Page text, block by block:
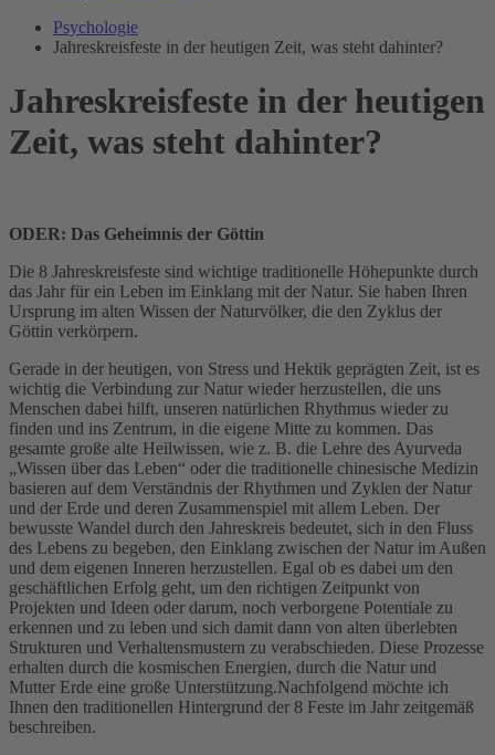
Psychologie
Jahreskreisfeste in der heutigen Zeit, was steht dahinter?
Jahreskreisfeste in der heutigen
Zeit, was steht dahinter?
ODER: Das Geheimnis der Göttin
Die 8 Jahreskreisfeste sind wichtige traditionelle Höhepunkte durch
das Jahr für ein Leben im Einklang mit der Natur. Sie haben Ihren
Ursprung im alten Wissen der Naturvölker, die den Zyklus der
Göttin verkörpern.
Gerade in der heutigen, von Stress und Hektik geprägten Zeit, ist es
wichtig die Verbindung zur Natur wieder herzustellen, die uns
Menschen dabei hilft, unseren natürlichen Rhythmus wieder zu
finden und ins Zentrum, in die eigene Mitte zu kommen. Das
gesamte große alte Heilwissen, wie z. B. die Lehre des Ayurveda
„Wissen über das Leben“ oder die traditionelle chinesische Medizin
basieren auf dem Verständnis der Rhythmen und Zyklen der Natur
und der Erde und deren Zusammenspiel mit allem Leben. Der
bewusste Wandel durch den Jahreskreis bedeutet, sich in den Fluss
des Lebens zu begeben, den Einklang zwischen der Natur im Außen
und dem eigenen Inneren herzustellen. Egal ob es dabei um den
geschäftlichen Erfolg geht, um den richtigen Zeitpunkt von
Projekten und Ideen oder darum, noch verborgene Potentiale zu
erkennen und zu leben und sich damit dann von alten überlebten
Strukturen und Verhaltensmustern zu verabschieden. Diese Prozesse
erhalten durch die kosmischen Energien, durch die Natur und
Mutter Erde eine große Unterstützung.Nachfolgend möchte ich
Ihnen den traditionellen Hintergrund der 8 Feste im Jahr zeitgemäß
beschreiben.